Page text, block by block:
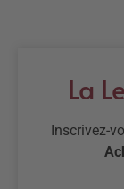
La
Inscrivez-